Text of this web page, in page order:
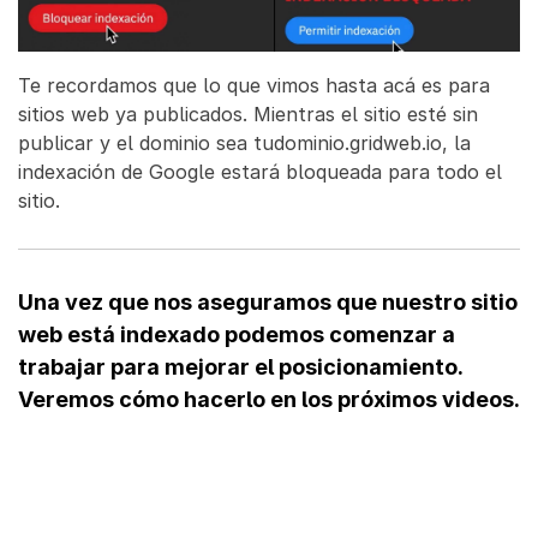
Te recordamos que lo que vimos hasta acá es para
sitios web ya publicados. Mientras el sitio esté sin
publicar y el dominio sea tudominio.gridweb.io, la
indexación de Google estará bloqueada para todo el
sitio.
Una vez que nos aseguramos que nuestro sitio
web está indexado podemos comenzar a
trabajar para mejorar el posicionamiento.
Veremos cómo hacerlo en los próximos videos.